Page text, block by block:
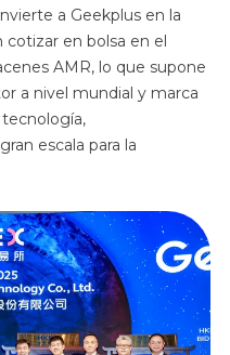
a Geekplus en la
en bolsa en el
AMR, lo que supone
a nivel mundial y marca
escala para la